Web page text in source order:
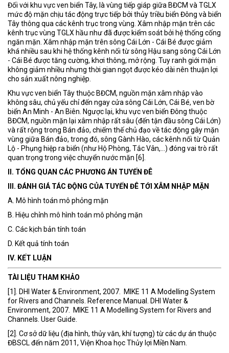
Đối với khu vực ven biển Tây, là vùng tiếp giáp giữa BĐCM và TGLX
mức độ mặn chịu tác động trực tiếp bởi thủy triều biển Đông và biển
Tây thông qua các kênh trục trong vùng. Xâm nhập mặn trên các
kênh trục vùng TGLX hầu như đã được kiểm soát bởi hệ thống cống
ngăn mặn. Xâm nhập mặn trên sông Cái Lớn - Cái Bé được giảm
khá nhiều sau khi hệ thống kênh nối từ sông Hậu sang sông Cái Lớn
- Cái Bé được tăng cường, khơi thông, mở rộng. Tuy ranh giới mặn
không giảm nhiều nhưng thời gian ngọt được kéo dài nên thuận lợi
cho sản xuất nông nghiệp.
Khu vực ven biển Tây thuộc BĐCM, nguồn mặn xâm nhập vào
không sâu, chủ yếu chỉ đến ngay cửa sông Cái Lớn, Cái Bé, ven bờ
biển An Minh - An Biên. Ngược lại, khu vực ven biển Đông thuộc
BĐCM, nguồn mặn lại xâm nhập rất sâu (đến tận đầu sông Cái Lớn)
và rất rộng trong Bán đảo, chiếm thế chủ đạo về tác động gây mặn
vùng giữa Bán đảo, trong đó, sông Gành Hào, các kênh nối từ Quản
Lộ - Phụng hiệp ra biển (như Hộ Phòng, Tắc Vân,…) đóng vai trò rất
quan trọng trong việc chuyển nước mặn [6].
II. TỔNG QUAN CÁC PHƯƠNG ÁN TUYẾN ĐÊ
III. ĐÁNH GIÁ TÁC ĐỘNG CỦA TUYẾN ĐÊ TỚI XÂM NHẬP MẶN
A. Mô hình toán mô phỏng mặn
B. Hiệu chỉnh mô hình toán mô phỏng mặn
C. Các kịch bản tính toán
D. Kết quả tính toán
IV. KẾT LUẬN
TÀI LIỆU THAM KHẢO
[1]. DHI Water & Environment, 2007. MIKE 11 A Modelling System
for Rivers and Channels. Reference Manual. DHI Water &
Environment, 2007. MIKE 11 A Modelling System for Rivers and
Channels. User Guide.
[2]. Cơ sở dữ liệu (địa hình, thủy văn, khí tượng) từ các dự án thuộc
ĐBSCL đến năm 2011, Viện Khoa học Thủy lợi Miền Nam.